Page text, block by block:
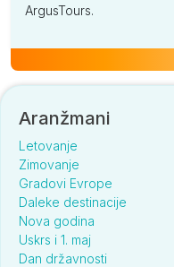
ArgusTours.
Aranžmani
Letovanje
Zimovanje
Gradovi Evrope
Daleke destinacije
Nova godina
Uskrs i 1. maj
Dan državnosti